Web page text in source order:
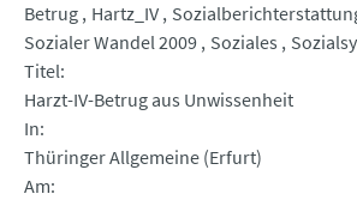
Betrug Hartz_IV
Sozialer Wandel 2009 Soziales
Titel
Harzt-IV-Betrug aus Unwissenheit
In
Thüringer Allgemeine (Erfurt)
Am